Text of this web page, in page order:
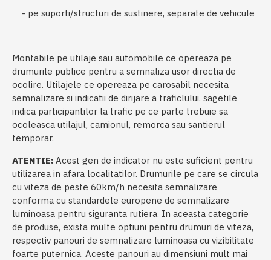
- pe suporti/structuri de sustinere, separate de vehicule
Montabile pe utilaje sau automobile ce opereaza pe
drumurile publice pentru a semnaliza usor directia de
ocolire. Utilajele ce opereaza pe carosabil necesita
semnalizare si indicatii de dirijare a traficlului. sagetile
indica participantilor la trafic pe ce parte trebuie sa
ocoleasca utilajul, camionul, remorca sau santierul
temporar.
ATENTIE: Acest gen de indicator nu este suficient pentru
utilizarea in afara localitatilor. Drumurile pe care se circula
cu viteza de peste 60km/h necesita semnalizare
conforma cu standardele europene de semnalizare
luminoasa pentru siguranta rutiera. In aceasta categorie
de produse, exista multe optiuni pentru drumuri de viteza,
respectiv panouri de semnalizare luminoasa cu vizibilitate
foarte puternica. Aceste panouri au dimensiuni mult mai